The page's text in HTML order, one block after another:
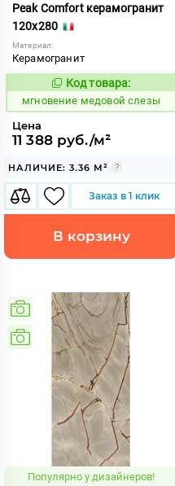
Peak Comfort керамогранит
120x280
Материал:
Керамогранит
944471
Код товара:
мгновение медовой слезы
Цена
11 388 руб./м²
НАЛИЧИЕ: 3.36 М²
Заказ в 1 клик
В корзину
Популярно у дизайнеров!